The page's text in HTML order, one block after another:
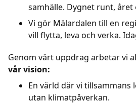
samhälle. Dygnet runt, året
Vi gör Mälardalen till en
vill flytta, leva och verka.
Genom vårt uppdrag arbetar vi
vår vision:
En värld där vi tillsammans
utan klimatpåverkan.